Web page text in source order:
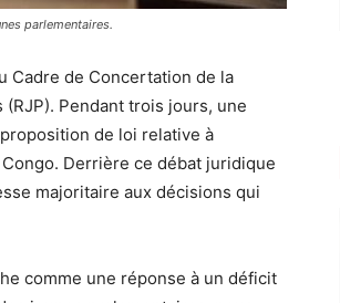
parlementaires.
Cadre de Concertation de la
Pendant trois jours, une
de loi relative à
Derrière ce débat juridique
majoritaire aux décisions qui
comme une réponse à un déficit